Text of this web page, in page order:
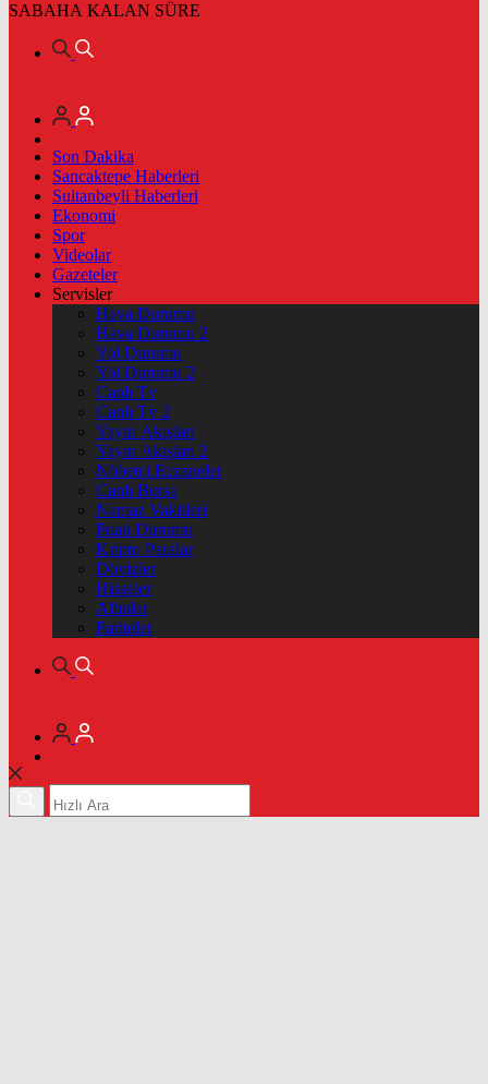
SABAHA KALAN SÜRE
Son Dakika
Sancaktepe Haberleri
Sultanbeyli Haberleri
Ekonomi
Spor
Videolar
Gazeteler
Servisler
Hava Durumu
Hava Durumu 2
Yol Durumu
Yol Durumu 2
Canlı Tv
Canlı Tv 2
Yayın Akışları
Yayın Akışları 2
Nöbetçi Eczaneler
Canlı Borsa
Namaz Vakitleri
Puan Durumu
Kripto Paralar
Dövizler
Hisseler
Altınlar
Pariteler